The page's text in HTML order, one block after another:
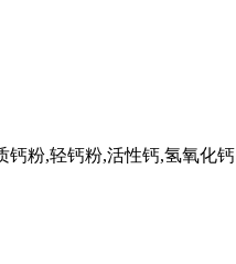
粉,轻钙粉,活性钙,氢氧化